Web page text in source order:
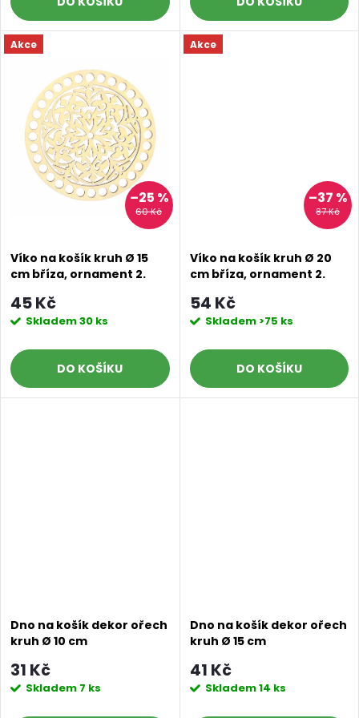
u
k
ů
u
ů
Akce
60 Kč
–25 %
Víko na košík kruh Ø 15
cm bříza, ornament 2.
45 Kč
Skladem30 ks
DO KOŠÍKU
Akce
87 Kč
–37 %
Víko na košík kruh Ø 20
cm bříza, ornament 2.
54 Kč
Skladem >75 ks
DO KOŠÍKU
Dno na košík dekor ořech
kruh Ø 10 cm
31 Kč
Skladem 7 ks
Dno na košík dekor ořech
kruh Ø 15 cm
41 Kč
Skladem14 ks